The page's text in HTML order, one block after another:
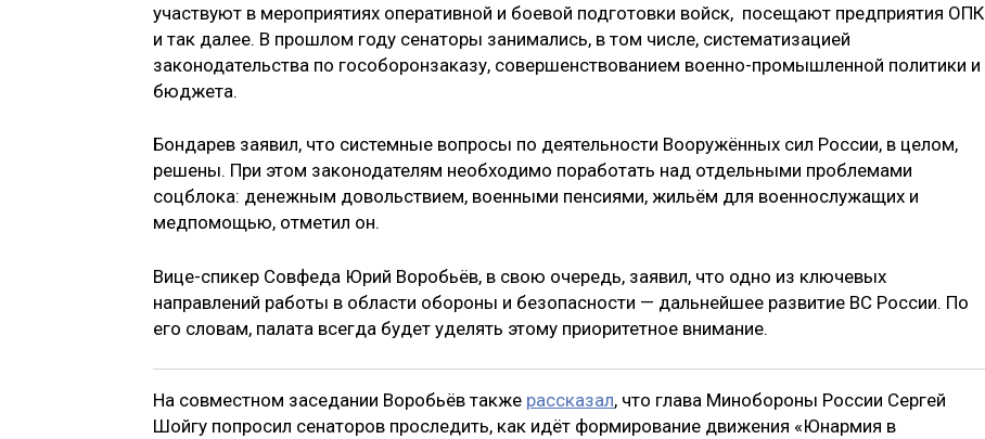
участвуют в мероприятиях оперативной и боевой подготовки войск, посещают предприятия ОПК
и так далее. В прошлом году сенаторы занимались, в том числе, систематизацией
законодательства по гособоронзаказу, совершенствованием военно-промышленной политики и
бюджета.
Бондарев заявил, что системные вопросы по деятельности Вооружённых сил России, в целом,
решены. При этом законодателям необходимо поработать над отдельными проблемами
соцблока: денежным довольствием, военными пенсиями, жильём для военнослужащих и
медпомощью, отметил он.
Вице-спикер Совфеда Юрий Воробьёв, в свою очередь, заявил, что одно из ключевых
направлений работы в области обороны и безопасности — дальнейшее развитие ВС России. По
его словам, палата всегда будет уделять этому приоритетное внимание.
На совместном заседании Воробьёв также рассказал, что глава Минобороны России Сергей
Шойгу попросил сенаторов проследить, как идёт формирование движения «Юнармия в